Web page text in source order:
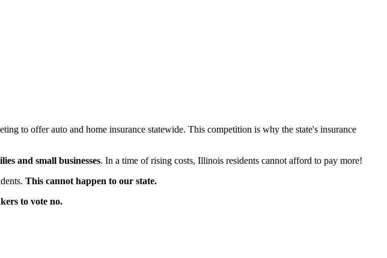
to offer auto and home insurance statewide. This competition is why the state's insurance
and small businesses. In a time of rising costs, Illinois residents cannot afford to pay more!
This cannot happen to our state.
to vote no.